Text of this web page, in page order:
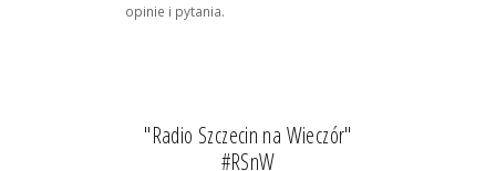
opinie i pytania.
"Radio Szczecin na Wieczór"
#RSnW